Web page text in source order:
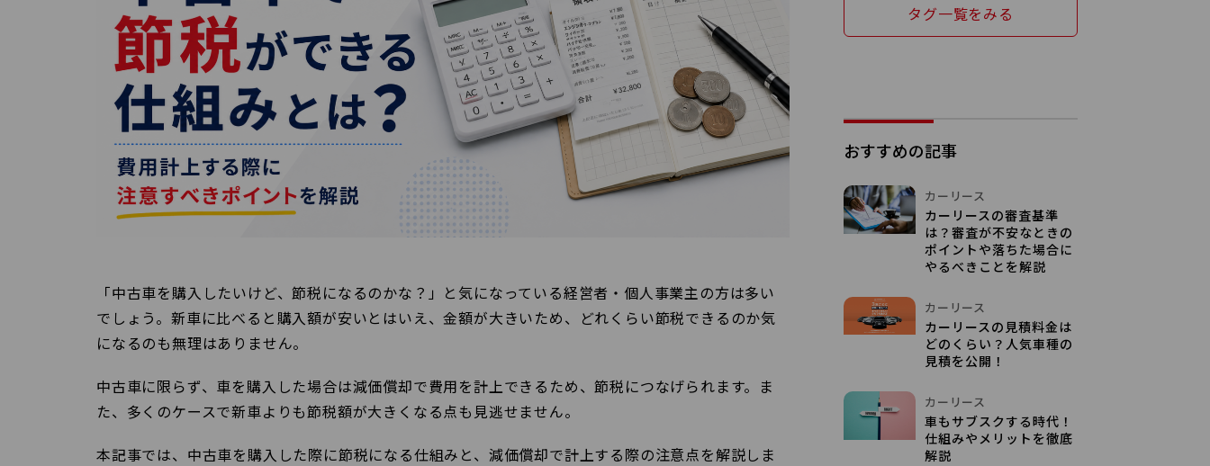
「中古車を購入したいけど、節税になるのかな？」と気になっている経営者・個人事業主の方は多い
でしょう。新車に比べると購入額が安いとはいえ、金額が大きいため、どれくらい節税できるのか気
になるのも無理はありません。
中古車に限らず、車を購入した場合は減価償却で費用を計上できるため、節税につなげられます。ま
た、多くのケースで新車よりも節税額が大きくなる点も見逃せません。
本記事では、中古車を購入した際に節税になる仕組みと、減価償却で計上する際の注意点を解説しま
タグ一覧をみる
おすすめの記事
カーリース
カーリースの審査基準
は？審査が不安なときの
ポイントや落ちた場合に
やるべきことを解説
カーリース
カーリースの見積料金は
どのくらい？人気車種の
見積を公開！
カーリース
車もサブスクする時代！
仕組みやメリットを徹底
解説